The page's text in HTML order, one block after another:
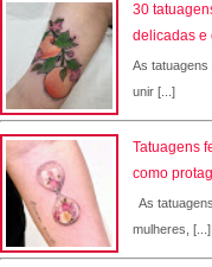
30
delicadas e
As
unir [...]
Tatuagens
como
As
mulheres, [...]